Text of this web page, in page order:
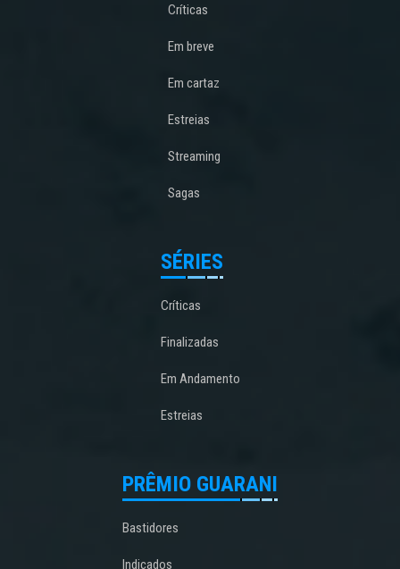
Críticas
Em breve
Em cartaz
Estreias
Streaming
Sagas
SÉRIES
Críticas
Finalizadas
Em Andamento
Estreias
PRÊMIO GUARANI
Bastidores
Indicados